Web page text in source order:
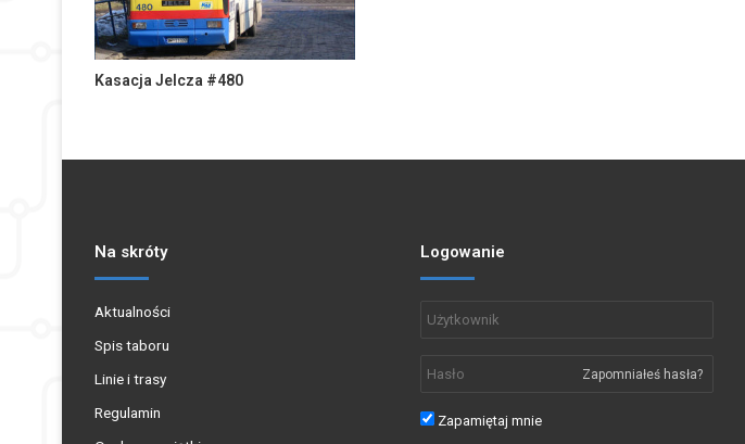
Kasacja Jelcza #480
Na skróty
Aktualności
Spis taboru
Linie i trasy
Regulamin
Logowanie
Zapomniałeś hasła?
Zapamiętaj mnie